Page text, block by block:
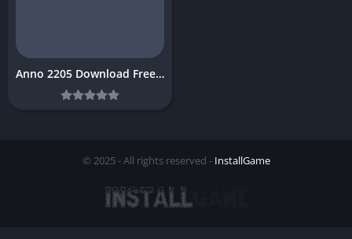
Anno 2205 Download Free PC
© 2025 - All rights reserved - InstallGame